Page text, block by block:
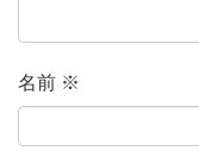
名前 ※